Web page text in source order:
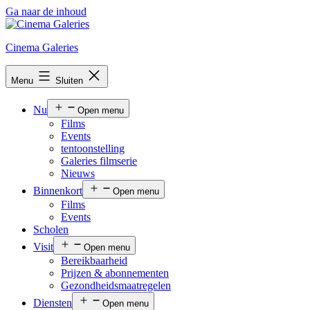
Ga naar de inhoud
Cinema Galeries
Menu Sluiten
Nu Open menu
Films
Events
tentoonstelling
Galeries filmserie
Nieuws
Binnenkort
Open menu
Films
Events
Scholen
Visit
Open menu
Bereikbaarheid
Prijzen & abonnementen
Gezondheidsmaatregelen
Diensten
Open menu